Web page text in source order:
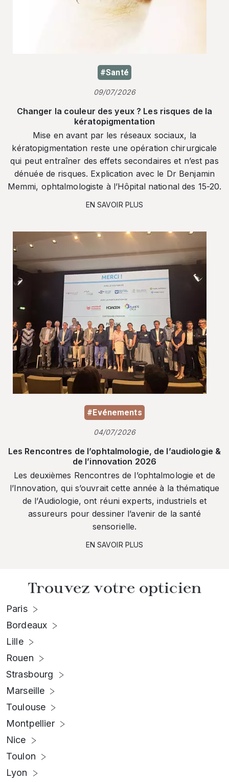
#Santé
09/07/2026
Changer la couleur des yeux ? Les risques de la
kératopigmentation
Mise en avant par les réseaux sociaux, la
kératopigmentation reste une opération chirurgicale
qui peut entraîner des effets secondaires et n’est pas
dénuée de risques. Explication avec le Dr Benjamin
Memmi, ophtalmologiste à l’Hôpital national des 15-20.
EN SAVOIR PLUS
#Evénements
04/07/2026
Les Rencontres de l’ophtalmologie, de l’audiologie &
de l’innovation 2026
Les deuxièmes Rencontres de l’ophtalmologie et de
l’Innovation, qui s’ouvrait cette année à la thématique
de l’Audiologie, ont réuni experts, industriels et
assureurs pour dessiner l’avenir de la santé
sensorielle.
EN SAVOIR PLUS
Trouvez votre opticien
Paris
Bordeaux
Lille
Rouen
Strasbourg
Marseille
Toulouse
Montpellier
Nice
Toulon
Lyon